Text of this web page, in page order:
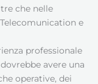
che nelle
e
professionale
avere una
operative, dei